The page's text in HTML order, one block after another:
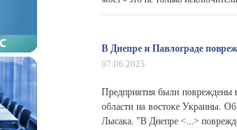
В Днепре и Павлограде
07.06.2025
Предприятия были повреждены
области на востоке Украины.
Лысака. "В Днепре <...>